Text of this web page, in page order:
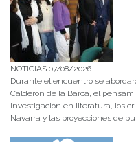
NOTICIAS 07/08/2026
Durante el encuentro se
Calderón de la Barca, el
investigación en literatura, los
Navarra y las proyecciones de